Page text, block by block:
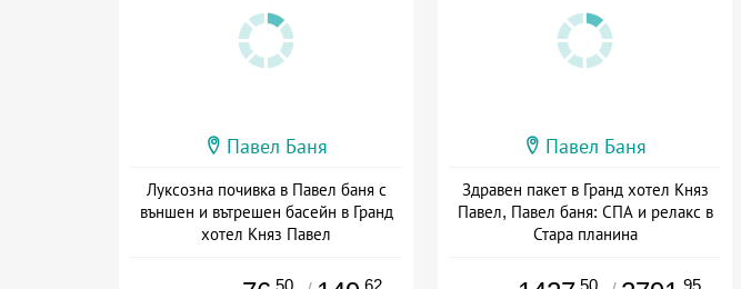
Павел Баня
Луксозна почивка в Павел баня с
външен и вътрешен басейн в Гранд
хотел Княз Павел
.50 .62
Павел Баня
Здравен пакет в Гранд хотел Княз
Павел, Павел баня: СПА и релакс в
Стара планина
.50 .95